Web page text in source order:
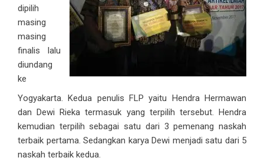
dipilih
masing
masing
finalis lalu
diundang
ke
Yogyakarta. Kedua penulis FLP yaitu Hendra Hermawan
dan Dewi Rieka termasuk yang terpilih tersebut. Hendra
kemudian terpilih sebagai satu dari 3 pemenang naskah
terbaik pertama. Sedangkan karya Dewi menjadi satu dari 5
naskah terbaik kedua.